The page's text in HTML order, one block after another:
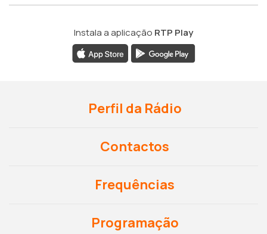
Instala a aplicação RTP Play
Perfil da Rádio
Contactos
Frequências
Programação